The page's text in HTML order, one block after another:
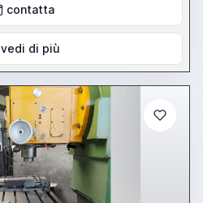
contatta
vedi di più